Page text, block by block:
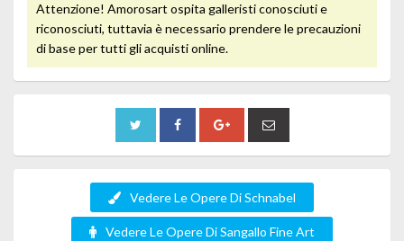
Attenzione! Amorosart ospita galleristi conosciuti e
riconosciuti, tuttavia è necessario prendere le precauzioni
di base per tutti gli acquisti online.
Vedere Le Opere Di Schnabel
Vedere Le Opere Di Sangallo Fine Art